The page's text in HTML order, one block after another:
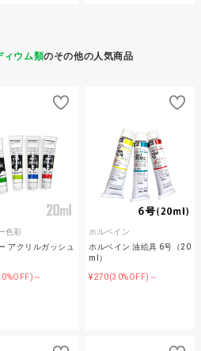
ィウム類のその他の人気商品
色彩
アクリルガッシュ
～
ホルベイン
ホルベイン 油絵具 6号（20
ml）
¥270(30%OFF)～